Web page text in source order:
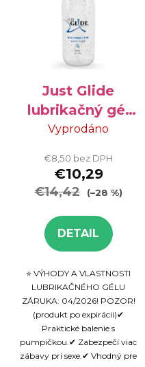
Just Glide
lubrikačný gél
na vodnej báze
VÝPREDAJ
Vyprodáno
€8,50 bez DPH
€10,29
€14,42 (–28 %)
DETAIL
⭐ VÝHODY A VLASTNOSTI
LUBRIKAČNÉHO GÉLU
ZÁRUKA: 04/2026! POZOR!
(produkt po expirácii)✔
Praktické balenie s
pumpičkou.✔ Zabezpečí viac
zábavy pri sexe.✔ Vhodný pre